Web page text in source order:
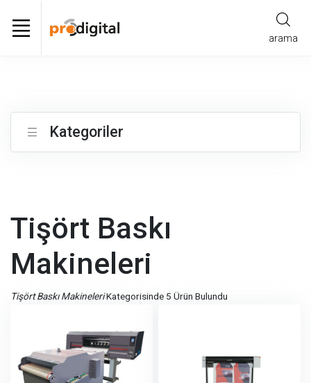
arama
Kategoriler
Tişört Baskı
Makineleri
Tişört Baskı MakineleriKategorisinde 5 Ürün Bulundu